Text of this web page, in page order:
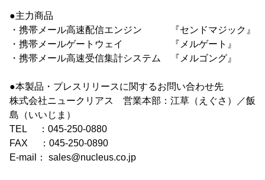
●主力商品
・携帯メール高速配信エンジン 『センドマジック』
・携帯メールゲートウェイ 『メルゲート』
・携帯メール高速受信集計システム 『メルゴング』
●本製品・プレスリリースに関するお問い合わせ先
株式会社ニュークリアス 営業本部：江草（えぐさ）／飯
島（いいじま）
TEL ：045-250-0880
FAX ：045-250-0890
E-mail： sales@nucleus.co.jp